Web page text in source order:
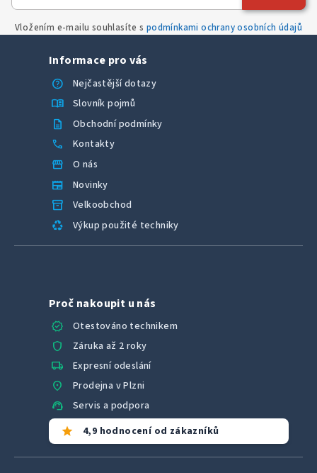
Vložením e-mailu souhlasíte s podmínkami ochrany osobních údajů
Informace pro vás
help
Nejčastější dotazy
menu_book Slovník pojmů
description Obchodní podmínky
call Kontakty
storefront O nás
newspaper Novinky
inventory_2 Velkoobchod
recycling Výkup použité techniky
Proč nakoupit u nás
verified
Otestováno technikem
shield Záruka až 2 roky
local_shipping Expresní odeslání
location_on Prodejna v Plzni
support_agent Servis a podpora
star 4,9 hodnocení od zákazníků